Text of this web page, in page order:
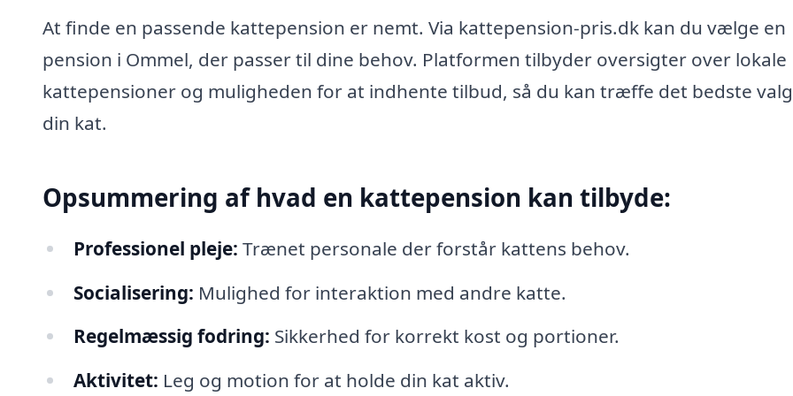
At finde en passende kattepension er nemt. Via kattepension-pris.dk kan du vælge en
pension i Ommel, der passer til dine behov. Platformen tilbyder oversigter over lokale
kattepensioner og muligheden for at indhente tilbud, så du kan træffe det bedste
din kat.
Opsummering af hvad en kattepension kan tilbyde:
Professionel pleje: Trænet personale der forstår kattens behov.
Socialisering: Mulighed for interaktion med andre katte.
Regelmæssig fodring: Sikkerhed for korrekt kost og portioner.
Aktivitet: Leg og motion for at holde din kat aktiv.